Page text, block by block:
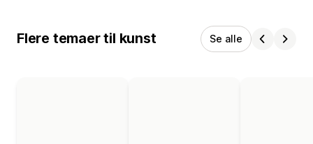
Flere temaer til kunst Se alle